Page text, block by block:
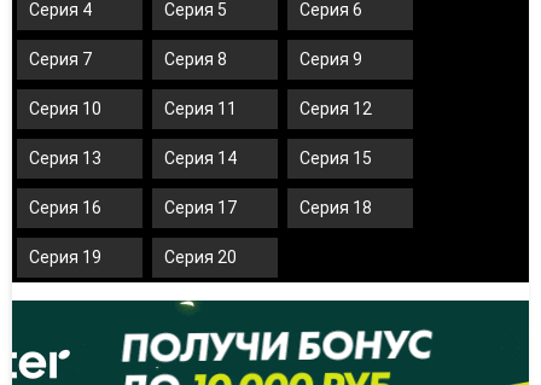
Серия 4 Серия 5 Серия 6
Серия 7 Серия 8 Серия 9
Серия 10 Серия 11 Серия 12
Серия 13 Серия 14 Серия 15
Серия 16 Серия 17 Серия 18
Серия 19 Серия 20